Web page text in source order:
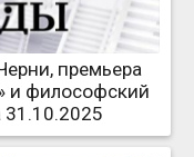
премьера
и философский
31.10.2025